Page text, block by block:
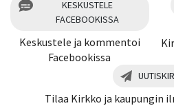
KESKUSTELE
FACEBOOKISSA
Keskustele ja kommentoi
Facebookissa
Tilaa Kirkko ja kaupungin